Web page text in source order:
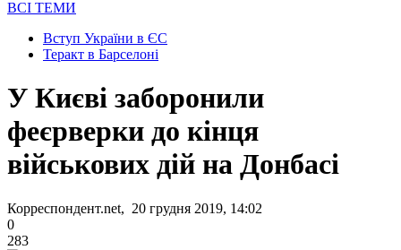
ВСІ ТЕМИ
Вступ України в ЄС
Теракт в Барселоні
У Києві заборонили
феєрверки до кінця
військових дій на Донбасі
Корреспондент.net, 20 грудня 2019, 14:02
0
283